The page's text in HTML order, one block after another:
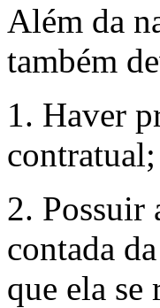
Além da
também
1. Haver
contratual;
2. Possuir
contada
que ela